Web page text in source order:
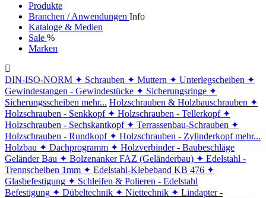
Produkte
Branchen / Anwendungen Info
Kataloge & Medien
Sale %
Marken
DIN-ISO-NORM ✦ Schrauben ✦ Muttern ✦ Unterlegscheiben ✦
Gewindestangen - Gewindestücke ✦ Sicherungsringe ✦
Sicherungsscheiben mehr... Holzschrauben & Holzbauschrauben ✦
Holzschrauben - Senkkopf ✦ Holzschrauben - Tellerkopf ✦
Holzschrauben - Sechskantkopf ✦ Terrassenbau-Schrauben ✦
Holzschrauben - Rundkopf ✦ Holzschrauben - Zylinderkopf mehr...
Holzbau ✦ Dachprogramm ✦ Holzverbinder - Baubeschläge
Geländer Bau ✦ Bolzenanker FAZ (Geländerbau) ✦ Edelstahl -
Trennscheiben 1mm ✦ Edelstahl-Klebeband KB 476 ✦
Glasbefestigung ✦ Schleifen & Polieren - Edelstahl
Befestigung ✦ Dübeltechnik ✦ Niettechnik ✦ Lindapter -